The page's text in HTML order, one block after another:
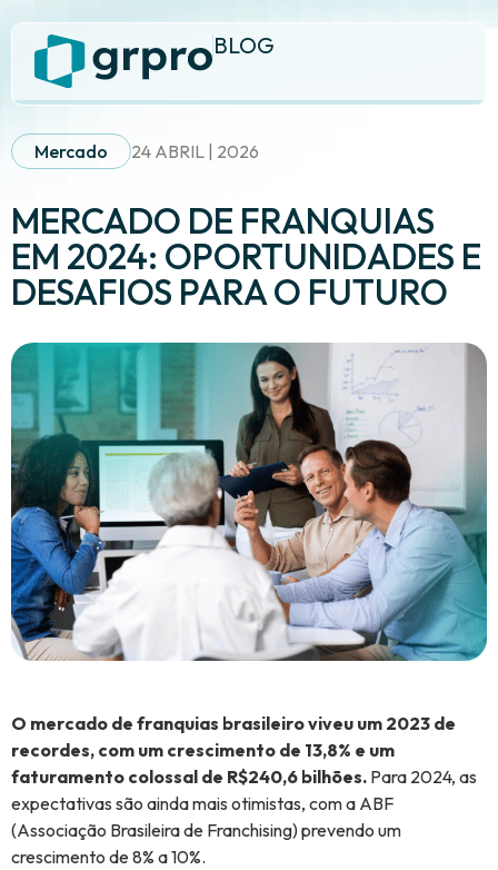
BLOG
Mercado 24 ABRIL | 2026
MERCADO DE FRANQUIAS
EM 2024: OPORTUNIDADES E
DESAFIOS PARA O FUTURO
O mercado de franquias brasileiro viveu um 2023 de
recordes, com um crescimento de 13,8% e um
faturamento colossal de R$240,6 bilhões. Para 2024, as
expectativas são ainda mais otimistas, com a ABF
(Associação Brasileira de Franchising) prevendo um
crescimento de 8% a 10%.